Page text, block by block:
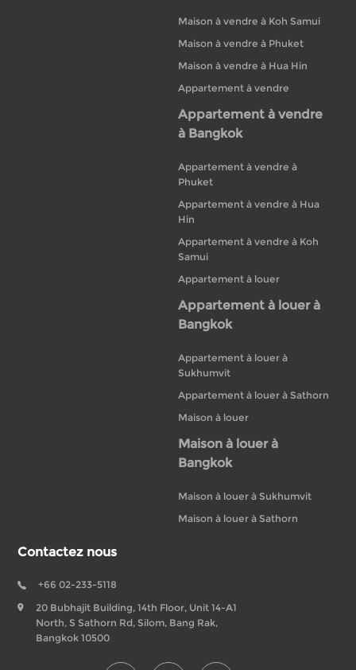
Maison à vendre à Koh Samui
Maison à vendre à Phuket
Maison à vendre à Hua Hin
Appartement à vendre
Appartement à vendre
à Bangkok
Appartement à vendre à
Phuket
Appartement à vendre à Hua
Hin
Appartement à vendre à Koh
Samui
Appartement à louer
Appartement à louer à
Bangkok
Appartement à louer à
Sukhumvit
Appartement à louer à Sathorn
Maison à louer
Maison à louer à
Bangkok
Maison à louer à Sukhumvit
Maison à louer à Sathorn
Contactez nous
+66 02-233-5118
20 Bubhajit Building, 14th Floor, Unit 14-A1
North, S Sathorn Rd, Silom, Bang Rak,
Bangkok 10500